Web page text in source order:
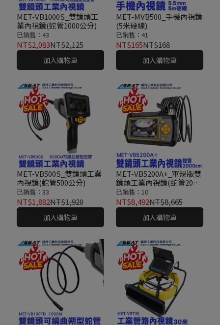
MET-VB1000S_雙鏡頭工
業內視鏡(蛇管1000公分)
已銷售：43
NT$2,083NT$2,125
加入購物車
MET-MVB500_手機內視鏡
(5米硬線)
已銷售：41
NT$165NT$168
加入購物車
MET-VB500S_雙鏡頭工業
內視鏡(蛇管500公分)
已銷售：33
NT$1,882NT$1,920
加入購物車
MET-VB5200A+_軍規版雙
鏡頭工業內視鏡(蛇管2000
公分)
已銷售：10
NT$8,492NT$8,665
加入購物車